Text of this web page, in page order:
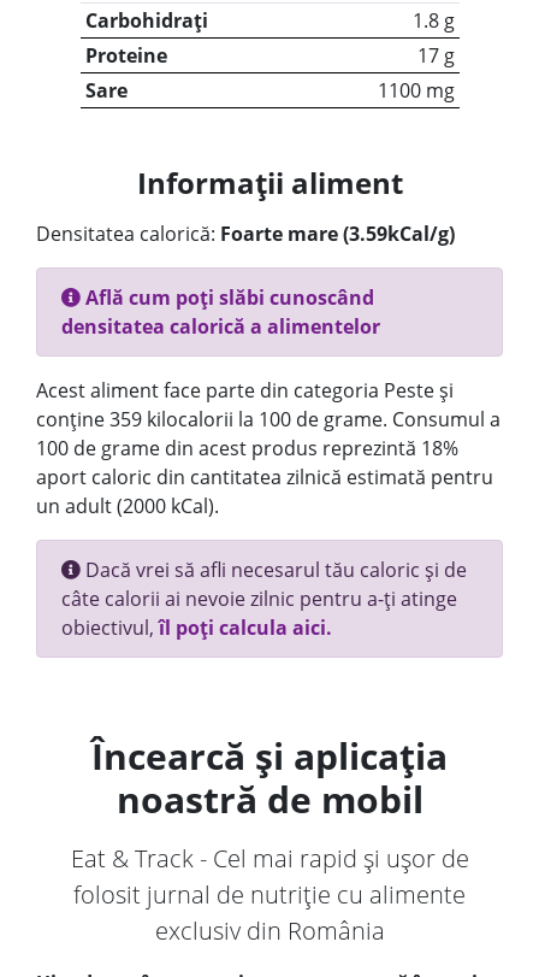
Carbohidrați
1.8 g
Proteine
17 g
Sare
1100 mg
Informații aliment
Densitatea calorică: Foarte mare (3.59kCal/g)
Află cum poți slăbi cunoscând
densitatea calorică a alimentelor
Acest aliment face parte din categoria Peste și
conține 359 kilocalorii la 100 de grame. Consumul a
100 de grame din acest produs reprezintă 18%
aport caloric din cantitatea zilnică estimată pentru
un adult (2000 kCal).
Dacă vrei să afli necesarul tău caloric și de
câte calorii ai nevoie zilnic pentru a-ți atinge
obiectivul,îl poți calcula aici.
Încearcă și aplicația
noastră de mobil
Eat & Track - Cel mai rapid și ușor de
folosit jurnal de nutriție cu alimente
exclusiv din România